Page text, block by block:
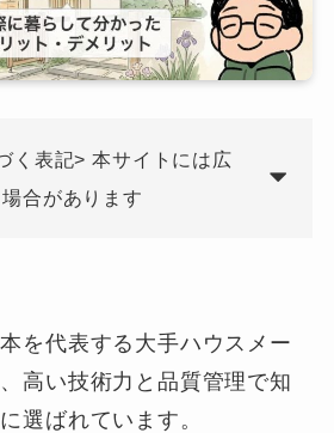
く表記> 本サイトには広
合があります
を代表する大手ハウスメー
高い技術力と品質管理で知
選ばれています。